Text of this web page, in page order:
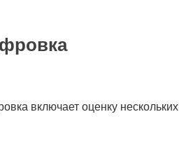
включает оценку нескольких